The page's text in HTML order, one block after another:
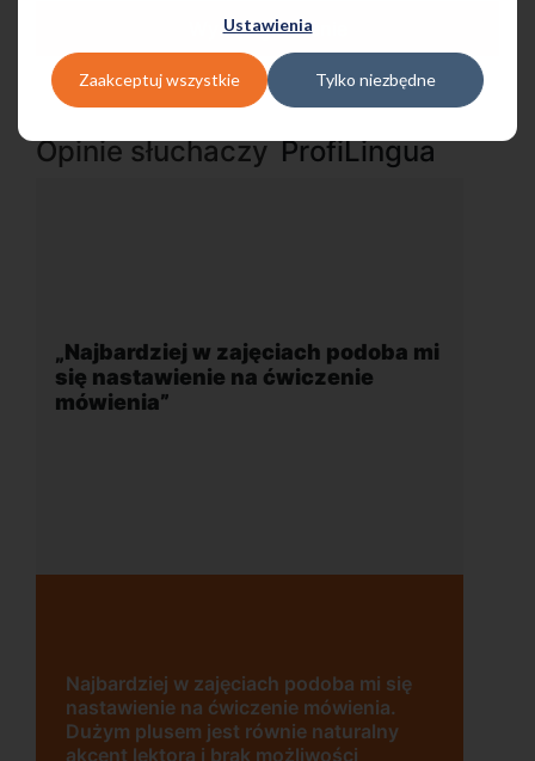
Ustawienia
Zaakceptuj wszystkie Tylko niezbędne
Wyślij zgłoszenie
Opinie słuchaczy ProfiLingua
„Najbardziej w zajęciach podoba mi
się nastawienie na ćwiczenie
mówienia”
Najbardziej w zajęciach podoba mi się
nastawienie na ćwiczenie mówienia.
Dużym plusem jest równie naturalny
akcent lektora i brak możliwości